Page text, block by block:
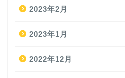
2023年2月
2023年1月
2022年12月